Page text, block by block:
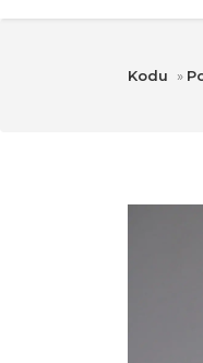
Kodu »